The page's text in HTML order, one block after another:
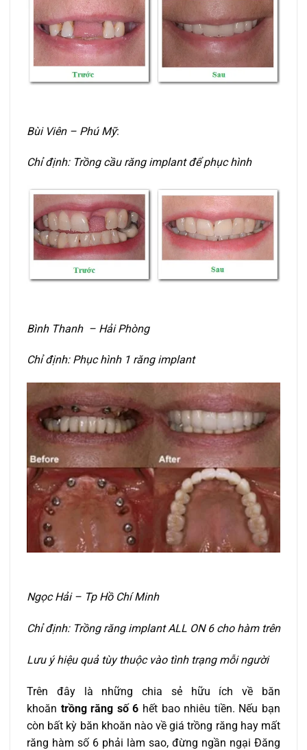
Bùi Viên – Phú Mỹ:
Chỉ định: Trồng cầu răng implant để phục hình
Bình Thanh – Hải Phòng
Chỉ định: Phục hình 1 răng implant
Ngọc Hải – Tp Hồ Chí Minh
Chỉ định: Trồng răng implant ALL ON 6 cho hàm trên
Lưu ý hiệu quả tùy thuộc vào tình trạng mỗi người
Trên đây là những chia sẻ hữu ích về băn
khoăn trồng răng số 6 hết bao nhiêu tiền. Nếu bạn
còn bất kỳ băn khoăn nào về giá trồng răng hay mất
răng hàm số 6 phải làm sao, đừng ngần ngại Đăng